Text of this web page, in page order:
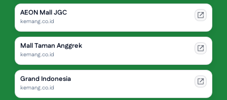
AEON Mall JGC
kemang.co.id
Mall Taman Anggrek
kemang.co.id
Grand Indonesia
kemang.co.id